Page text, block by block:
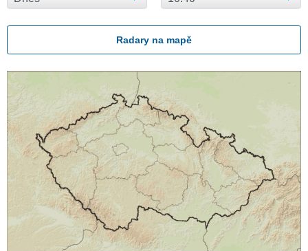
Radary na mapě